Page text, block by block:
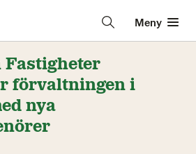
Meny
Fastigheter
förvaltningen i
nya